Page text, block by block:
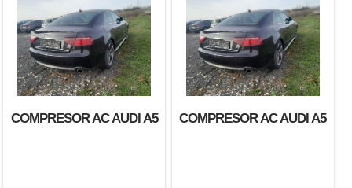
COMPRESOR AC AUDI A5 COMPRESOR AC AUDI A5